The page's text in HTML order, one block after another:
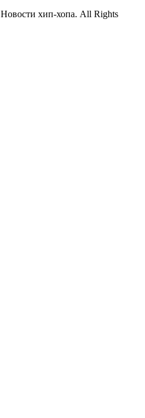
хип-хопа. All Rights